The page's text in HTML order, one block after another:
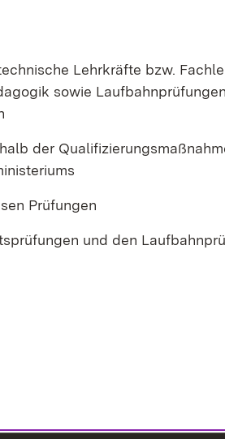
Lehrkräfte bzw.
sowie
der
Prüfungen
und den